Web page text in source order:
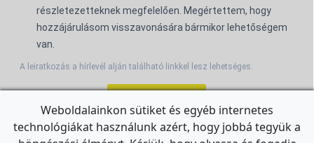
részletezetteknek megfelelően. Megértettem, hogy
hozzájárulásom visszavonására bármikor lehetőségem
van.
A leiratkozás a hírlevél alján található linkkel lesz lehetséges.
For the English Newsletter, clickHERE.
Weboldalainkon sütiket és egyéb internetes
technológiákat használunk azért, hogy jobbá tegyük a